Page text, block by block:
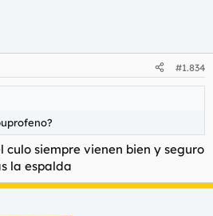
#1.834
culo siempre vienen bien y seguro
la espalda